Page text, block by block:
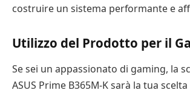
costruire un sistema performante e
Utilizzo del Prodotto per il
Se sei un appassionato di gaming, la
ASUS Prime B365M-K sarà la tua